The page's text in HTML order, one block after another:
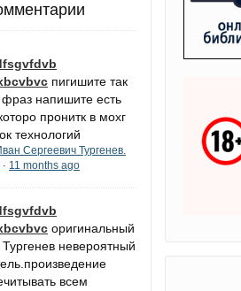
пигишите так
напишите есть
пронитк в мохг
технологий
Сергеевич Тургенев.
· 11 months ago
оригинальный
Тургенев невероятный
всем